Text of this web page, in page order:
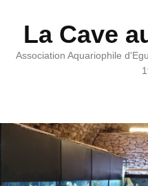
La Cave
Association Aquariophile